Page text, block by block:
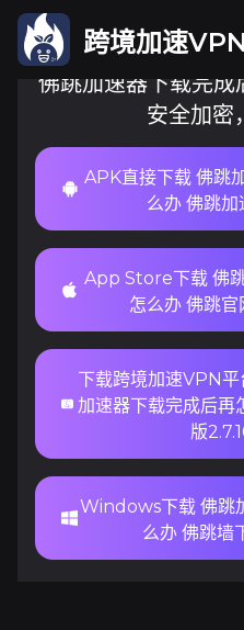
跨境加速
佛跳加速器下载完成
安全加密
APK直接下载 佛跳
么办 佛跳加
App Store下载 佛
怎么办 佛跳
下载跨境加速VPN
加速器下载完成后
版
Windows下载 佛跳
么办 佛跳墙